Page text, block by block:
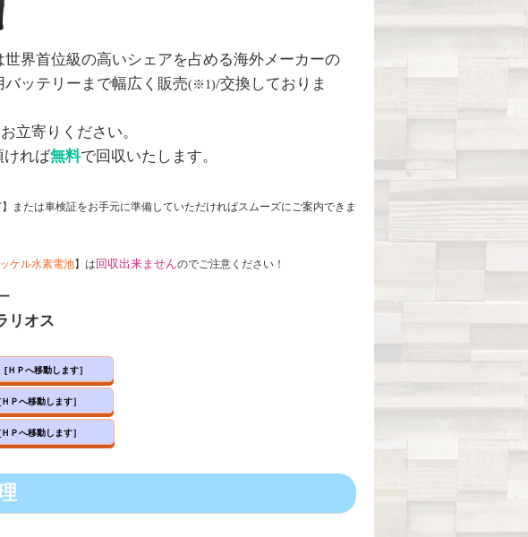
界首位級の高いシェアを占める海外メーカーの
ッテリーまで幅広く販売(※1)/交換しておりま
立寄りください。
ければ無料で回収いたします。
または車検証をお手元に準備していただければスムーズに ご案内できま
ケル水素電池】は回収出来ませんのでご注意ください！
リオス
へ移動します］
へ移動します］
へ移動します］